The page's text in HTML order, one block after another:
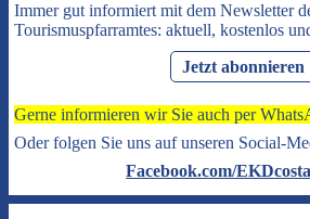
Immer gut informiert mit dem Newsletter
Tourismuspfarramtes: aktuell, kostenlos
Jetzt abonnieren
Gerne informieren wir Sie auch per
Oder folgen Sie uns auf unseren Social-
Facebook.com/